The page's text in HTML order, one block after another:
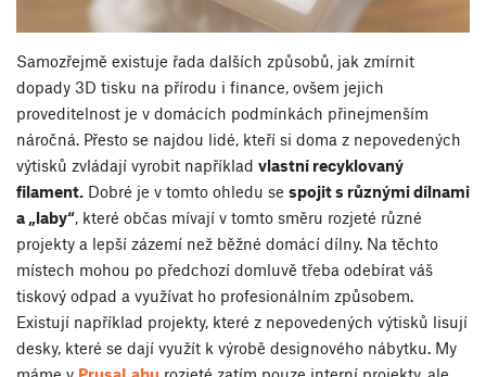
Samozřejmě existuje řada dalších způsobů, jak zmírnit
dopady 3D tisku na přírodu i finance, ovšem jejich
proveditelnost je v domácích podmínkách přinejmenším
náročná. Přesto se najdou lidé, kteří si doma z nepovedených
výtisků zvládají vyrobit například vlastní recyklovaný
filament. Dobré je v tomto ohledu se spojit s různými dílnami
a „laby“, které občas mívají v tomto směru rozjeté různé
projekty a lepší zázemí než běžné domácí dílny. Na těchto
místech mohou po předchozí domluvě třeba odebírat váš
tiskový odpad a využívat ho profesionálním způsobem.
Existují například projekty, které z nepovedených výtisků lisují
desky, které se dají využít k výrobě designového nábytku. My